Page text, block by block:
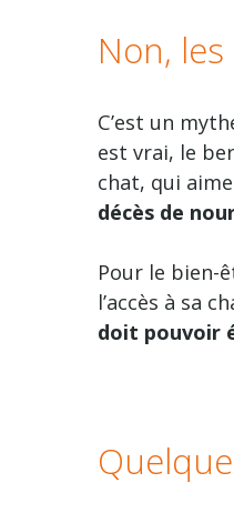
Non,
C’est un
est vrai, le
chat, qui
décès de
Pour le bien-
l’accès à sa
doit pouvoir